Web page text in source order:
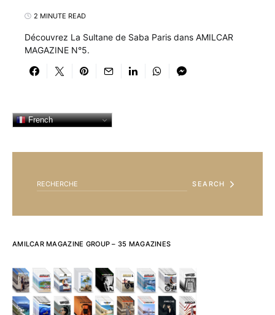
2 MINUTE READ
Découvrez La Sultane de Saba Paris dans AMILCAR
MAGAZINE N°5.
French
SEARCH
AMILCAR MAGAZINE GROUP – 35 MAGAZINES